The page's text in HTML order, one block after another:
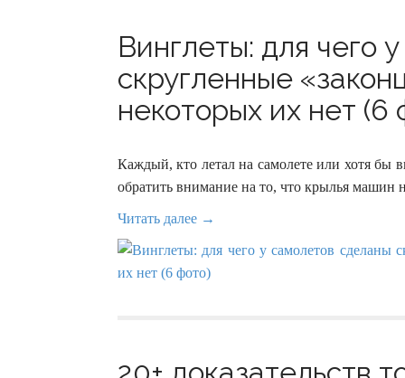
Винглеты: для чего
скругленные
некоторых их нет (6
Каждый, кто летал на самолете или хотя бы
обратить внимание на то, что крылья машин
Читать далее →